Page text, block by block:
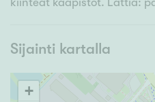
Sijainti kartalla
+